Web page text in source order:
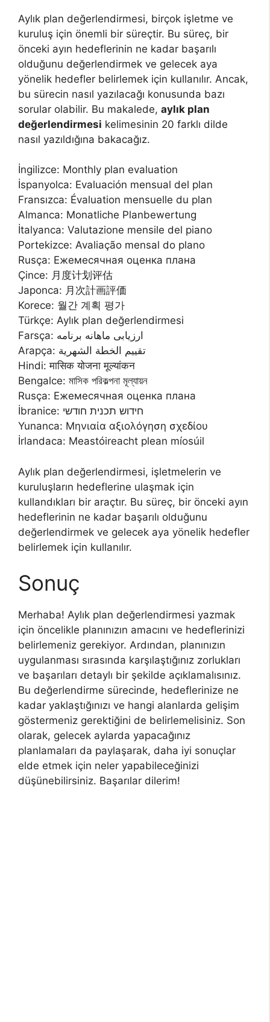
Aylık plan değerlendirmesi, birçok işletme ve
kuruluş için önemli bir süreçtir. Bu süreç, bir
önceki ayın hedeflerinin ne kadar başarılı
olduğunu değerlendirmek ve gelecek aya
yönelik hedefler belirlemek için kullanılır. Ancak,
bu sürecin nasıl yazılacağı konusunda bazı
sorular olabilir. Bu makalede, aylık plan
değerlendirmesi kelimesinin 20 farklı dilde
nasıl yazıldığına bakacağız.
İngilizce: Monthly plan evaluation
İspanyolca: Evaluación mensual del plan
Fransızca: Évaluation mensuelle du plan
Almanca: Monatliche Planbewertung
İtalyanca: Valutazione mensile del piano
Portekizce: Avaliação mensal do plano
Rusça: Ежемесячная оценка плана
Çince: 月度计划评估
Japonca: 月次計画評価
Korece: 월간 계획 평가
Türkçe: Aylık plan değerlendirmesi
Farsça: ارزیابی ماهانه برنامه
Arapça: تقييم الخطة الشهرية
Hindi: मासिक योजना मूल्यांकन
Bengalce: মাসিক পরিকল্পনা মূল্যায়ন
Rusça: Ежемесячная оценка плана
İbranice: חידוש תכנית חודשי
Yunanca: Μηνιαία αξιολόγηση σχεδίου
İrlandaca: Meastóireacht plean míosúil
Aylık plan değerlendirmesi, işletmelerin ve
kuruluşların hedeflerine ulaşmak için
kullandıkları bir araçtır. Bu süreç, bir önceki ayın
hedeflerinin ne kadar başarılı olduğunu
değerlendirmek ve gelecek aya yönelik hedefler
belirlemek için kullanılır.
Sonuç
Merhaba! Aylık plan değerlendirmesi yazmak
için öncelikle planınızın amacını ve hedeflerinizi
belirlemeniz gerekiyor. Ardından, planınızın
uygulanması sırasında karşılaştığınız zorlukları
ve başarıları detaylı bir şekilde açıklamalısınız.
Bu değerlendirme sürecinde, hedeflerinize ne
kadar yaklaştığınızı ve hangi alanlarda gelişim
göstermeniz gerektiğini de belirlemelisiniz. Son
olarak, gelecek aylarda yapacağınız
planlamaları da paylaşarak, daha iyi sonuçlar
elde etmek için neler yapabileceğinizi
düşünebilirsiniz. Başarılar dilerim!